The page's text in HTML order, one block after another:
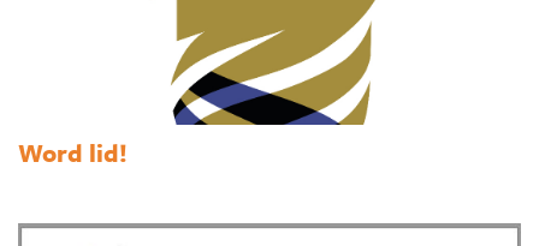
Word lid!